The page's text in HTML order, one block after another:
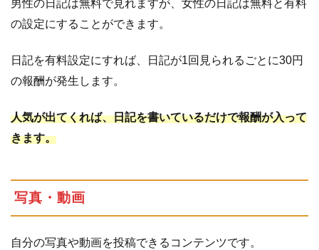
男性の日記は無料で見れますが、女性の日記は無料と有料
の設定にすることができます。
日記を有料設定にすれば、日記が1回見られるごとに30円
の報酬が発生します。
人気が出てくれば、日記を書いているだけで報酬が入って
きます。
写真・動画
自分の写真や動画を投稿できるコンテンツです。